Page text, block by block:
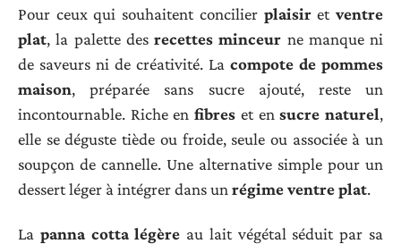
Pour ceux qui souhaitent concilier plaisiretventre
plat, la palette des recettes minceur ne manque ni
de saveurs ni de créativité. La compote de pommes
maison, préparée sans sucre ajouté, reste un
incontournable. Riche enfibres et ensucre naturel,
elle se déguste tiède ou froide, seule ou associée à un
soupçon de cannelle. Une alternative simple pour un
dessert léger à intégrer dans un régime ventre plat.
La panna cotta légère au lait végétal séduit par sa